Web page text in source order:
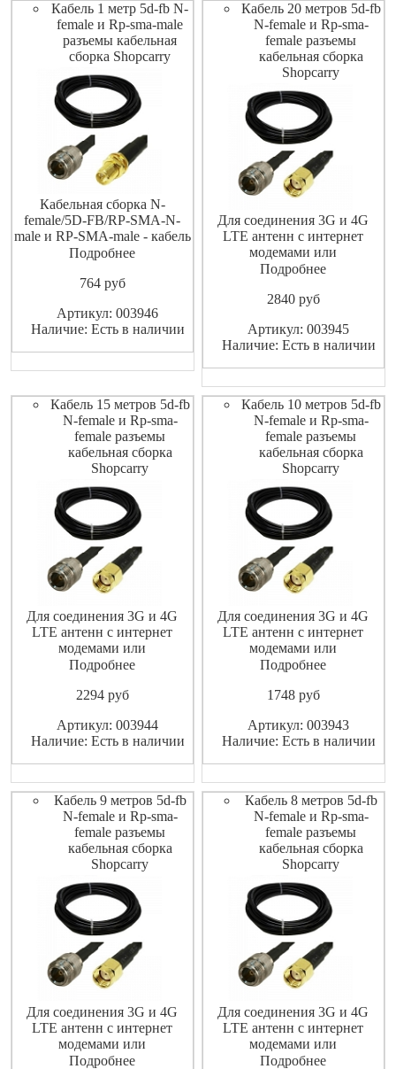
Кабель 1 метр 5d-fb N-
female и Rp-sma-male
разъемы кабельная
сборка Shopcarry
Кабельная сборка N-
female/5D-FB/RP-SMA-N-
male и RP-SMA-male - кабель
5D-FB с обжатыми
SMA-N-female и RP-SMA-
обеих сторон и термоусадки,
которая защищает места
стыка кабеля и разъема от
Подробнее
764pуб
Артикул: 003946
Наличие: Есть в наличии
Кабель 20 метров 5d-fb
N-female и Rp-sma-
female разъемы
кабельная сборка
Shopcarry
Для соединения 3G и 4G
LTE антенн с интернет
модемами или
маршрутизаторами
Высококачественный
не допускает значительных
потерь высокочастотного
сигнала.
Подробнее
2840pуб
Артикул: 003945
Наличие: Есть в наличии
Кабель 15 метров 5d-fb
N-female и Rp-sma-
female разъемы
кабельная сборка
Shopcarry
Для соединения 3G и 4G
LTE антенн с интернет
модемами или
маршрутизаторами
Высококачественный
не допускает значительных
потерь высокочастотного
Подробнее
2294pуб
Артикул: 003944
Наличие: Есть в наличии
Кабель 10 метров 5d-fb
N-female и Rp-sma-
female разъемы
кабельная сборка
Shopcarry
Для соединения 3G и 4G
LTE антенн с интернет
модемами или
маршрутизаторами
Высококачественный
не допускает значительных
потерь высокочастотного
Подробнее
1748pуб
Артикул: 003943
Наличие: Есть в наличии
Кабель 9 метров 5d-fb
N-female и Rp-sma-
female разъемы
кабельная сборка
Shopcarry
Для соединения 3G и 4G
LTE антенн с интернет
модемами или
маршрутизаторами
Подробнее
Кабель 8 метров 5d-fb
N-female и Rp-sma-
female разъемы
кабельная сборка
Shopcarry
Для соединения 3G и 4G
LTE антенн с интернет
модемами или
маршрутизаторами
Подробнее